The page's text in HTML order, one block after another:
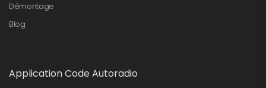
Démontage
Blog
Application Code Autoradio